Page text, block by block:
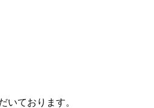
いております。